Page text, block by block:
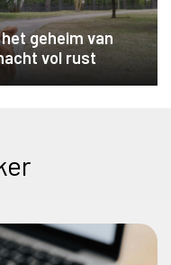
geheim van
vol rust